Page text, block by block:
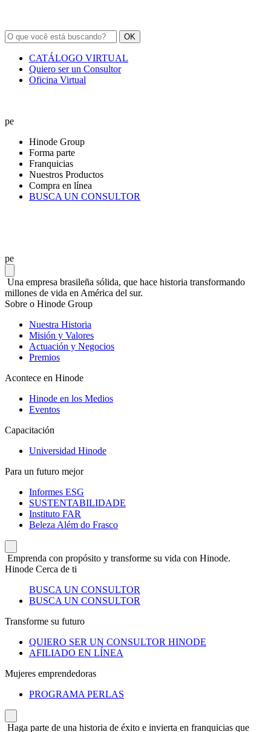
OK
CATÁLOGO VIRTUAL
Quiero ser un Consultor
Oficina Virtual
pe
Hinode Group
Forma parte
Franquicias
Nuestros Productos
Compra en línea
BUSCA UN CONSULTOR
pe
Una empresa brasileña sólida, que hace historia transformando
millones de vida en América del sur.
Sobre o Hinode Group
Nuestra Historia
Misión y Valores
Actuación y Negocios
Premios
Acontece en Hinode
Hinode en los Medios
Eventos
Capacitación
Universidad Hinode
Para un futuro mejor
Informes ESG
SUSTENTABILIDADE
Instituto FAR
Beleza Além do Frasco
Emprenda con propósito y transforme su vida con Hinode.
Hinode Cerca de ti
BUSCA UN CONSULTOR
BUSCA UN CONSULTOR
Transforme su futuro
QUIERO SER UN CONSULTOR HINODE
AFILIADO EN LÍNEA
Mujeres emprendedoras
PROGRAMA PERLAS
Haga parte de una historia de éxito e invierta en franquicias que